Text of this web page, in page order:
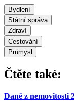
Bydlení
Státní správa
Zdraví
Cestování
Průmysl
Čtěte také:
Daně z nemovitosti